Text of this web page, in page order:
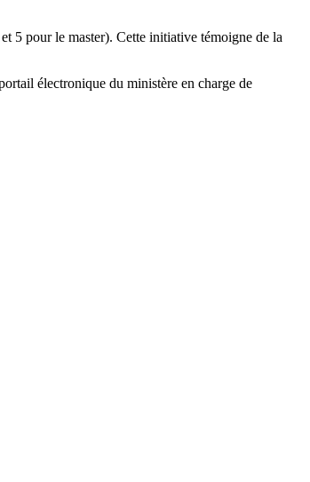
5 pour le master). Cette initiative témoigne de la
électronique du ministère en charge de